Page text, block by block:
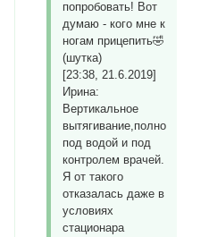
попробовать! Вот
думаю - кого мне к
ногам прицепить🤣
(шутка)
[23:38, 21.6.2019]
Ирина:
Вертикальное
под водой и под
контролем врачей.
Я от такого
отказалась даже в
условиях
стационара